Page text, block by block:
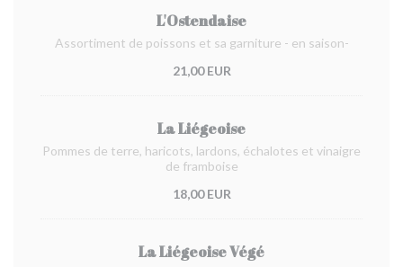
L'Ostendaise
Assortiment de poissons et sa garniture - en saison-
21,00 EUR
La Liégeoise
Pommes de terre, haricots, lardons, échalotes et vinaigre
de framboise
18,00 EUR
La Liégeoise Végé